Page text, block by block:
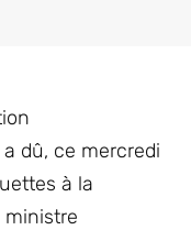
dû, ce mercredi
à la
ministre